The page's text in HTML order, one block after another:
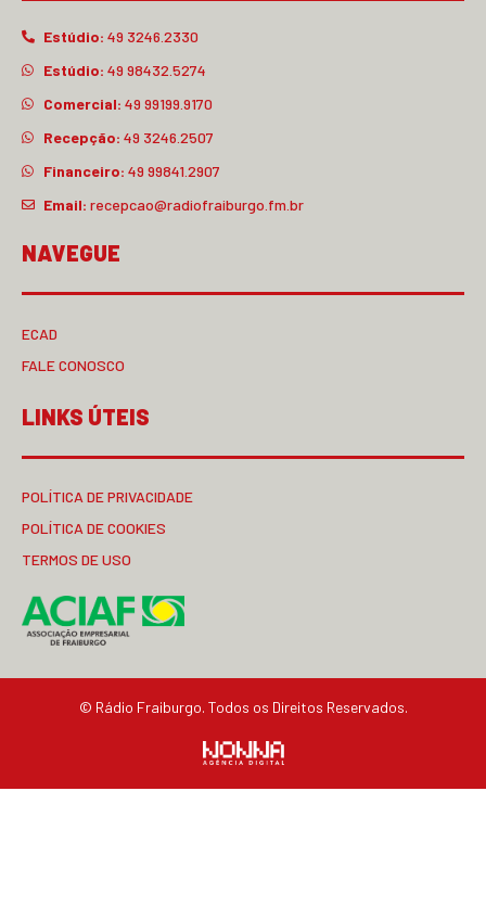
Estúdio: 49 3246.2330
Estúdio: 49 98432.5274
Comercial: 49 99199.9170
Recepção: 49 3246.2507
Financeiro: 49 99841.2907
Email: recepcao@radiofraiburgo.fm.br
NAVEGUE
ECAD
FALE CONOSCO
LINKS ÚTEIS
POLÍTICA DE PRIVACIDADE
POLÍTICA DE COOKIES
TERMOS DE USO
© Rádio Fraiburgo. Todos os Direitos Reservados.